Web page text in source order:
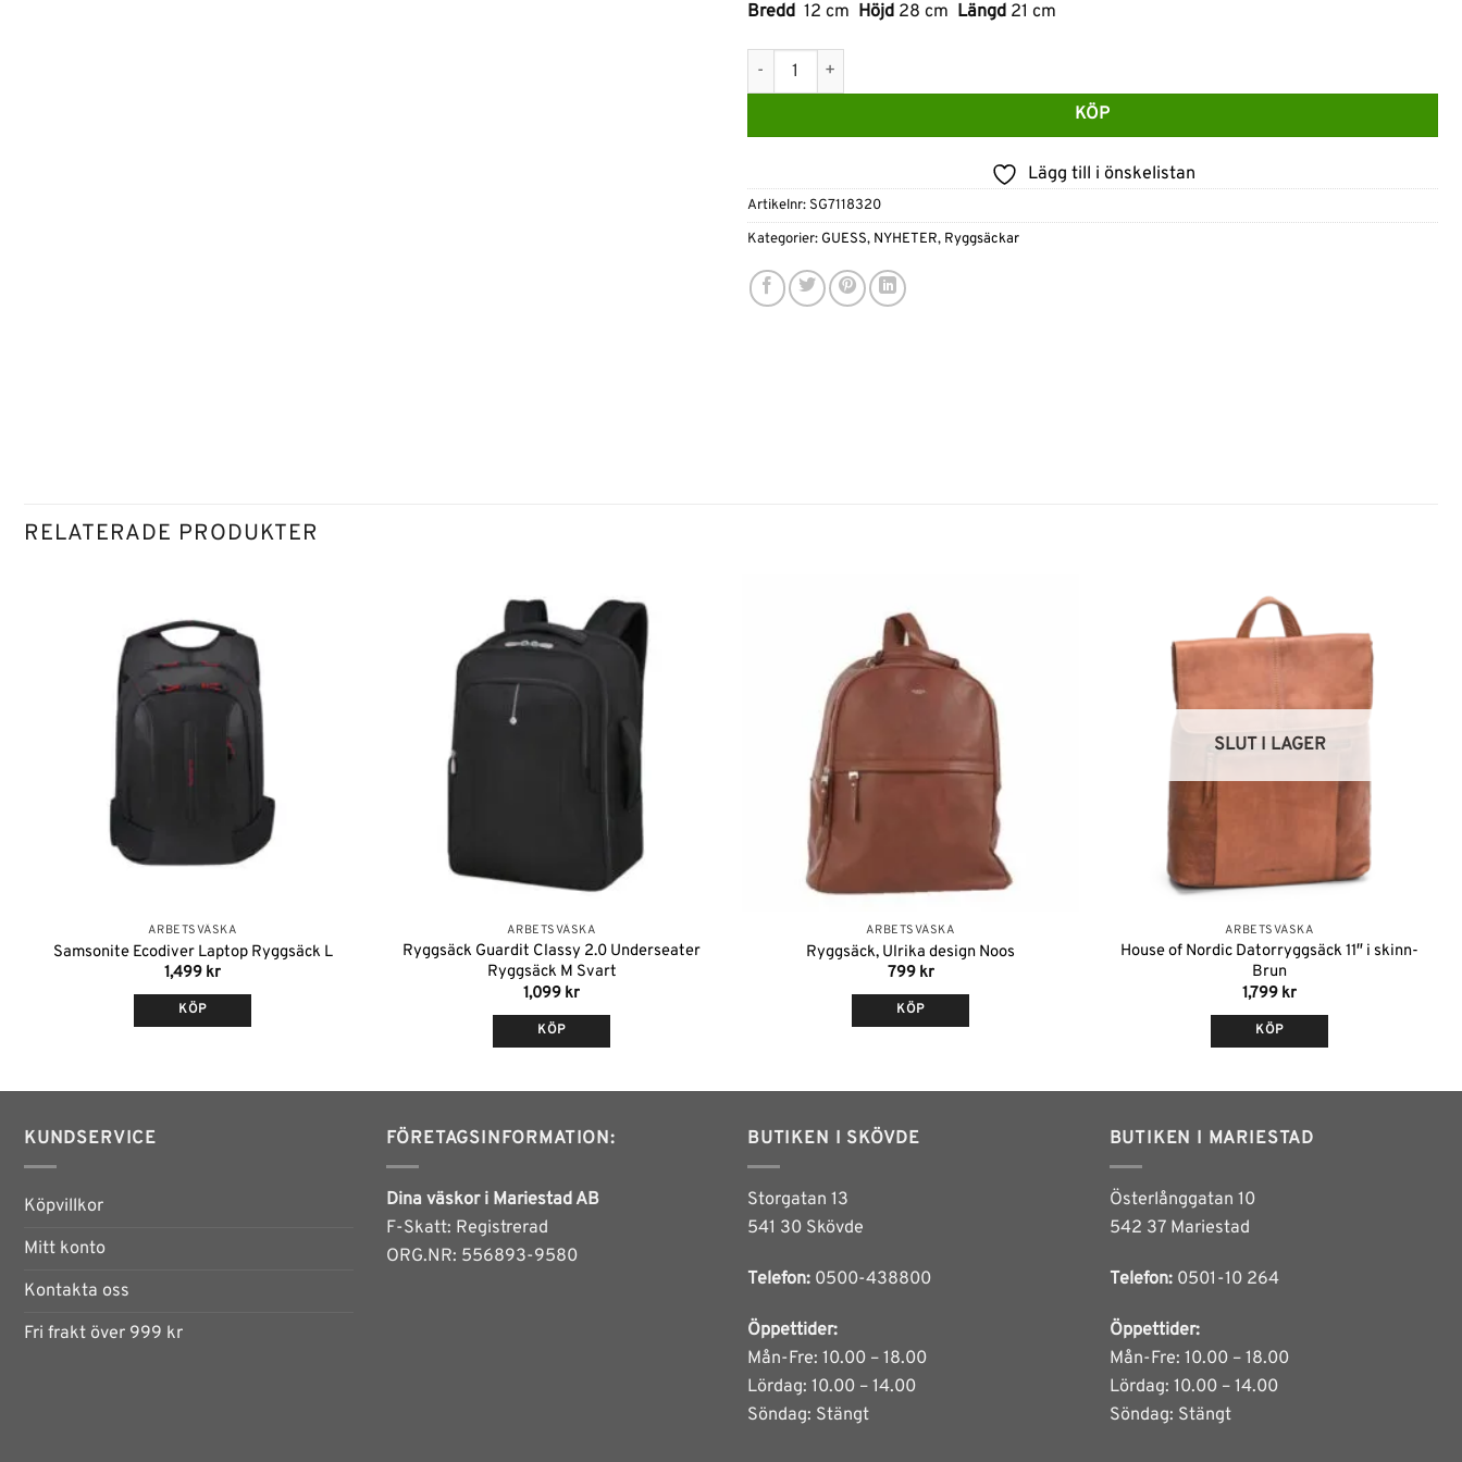
Bredd 12 cm Höjd 28 cm Längd 21 cm
GUESS Manhattan 4G-logotyp Mini-ryggsäck Brun mängd
KÖP
Lägg till i önskelistan
Artikelnr: SG7118320
Kategorier: GUESS, NYHETER, Ryggsäckar
RELATERADE PRODUKTER
ARBETSVÄSKA
Samsonite Ecodiver Laptop Ryggsäck L
1,499 kr
KÖP
Lägg till i
önskelistan
ARBETSVÄSKA
Ryggsäck Guardit Classy 2.0 Underseater
Ryggsäck M Svart
1,099 kr
KÖP
ARBETSVÄSKA
Ryggsäck, Ulrika design Noos
799 kr
KÖP
produkten
flera
väljas
Lägg till i
önskelistan
SLUT I LAGER
ARBETSVÄSKA
House of Nordic Datorryggsäck 11″ i skinn-
Brun
1,799 kr
KÖP
KUNDSERVICE
Köpvillkor
Mitt konto
Kontakta oss
Fri frakt över 999 kr
FÖRETAGSINFORMATION:
Dina väskor i Mariestad AB
F-Skatt: Registrerad
ORG.NR: 556893-9580
BUTIKEN I SKÖVDE
Storgatan 13
541 30 Skövde
Telefon: 0500-438800
Öppettider:
Mån-Fre: 10.00 – 18.00
Lördag: 10.00 – 14.00
Söndag: Stängt
BUTIKEN I MARIESTAD
Österlånggatan 10
542 37 Mariestad
Telefon: 0501-10 264
Öppettider:
Mån-Fre: 10.00 – 18.00
Lördag: 10.00 – 14.00
Söndag: Stängt